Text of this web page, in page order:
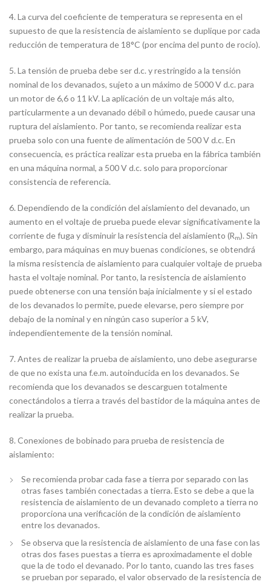
4. La curva del coeficiente de temperatura se representa en el
supuesto de que la resistencia de aislamiento se duplique por cada
reducción de temperatura de 18°C (por encima del punto de rocío).
5. La tensión de prueba debe ser d.c. y restringido a la tensión
nominal de los devanados, sujeto a un máximo de 5000 V d.c. para
un motor de 6,6 o 11 kV. La aplicación de un voltaje más alto,
particularmente a un devanado débil o húmedo, puede causar una
ruptura del aislamiento. Por tanto, se recomienda realizar esta
prueba solo con una fuente de alimentación de 500 V d.c. En
consecuencia, es práctica realizar esta prueba en la fábrica también
en una máquina normal, a 500 V d.c. solo para proporcionar
consistencia de referencia.
6. Dependiendo de la condición del aislamiento del devanado, un
aumento en el voltaje de prueba puede elevar significativamente la
corriente de fuga y disminuir la resistencia del aislamiento (Rm). Sin
embargo, para máquinas en muy buenas condiciones, se obtendrá
la misma resistencia de aislamiento para cualquier voltaje de prueba
hasta el voltaje nominal. Por tanto, la resistencia de aislamiento
puede obtenerse con una tensión baja inicialmente y si el estado
de los devanados lo permite, puede elevarse, pero siempre por
debajo de la nominal y en ningún caso superior a 5 kV,
independientemente de la tensión nominal.
7. Antes de realizar la prueba de aislamiento, uno debe asegurarse
de que no exista una f.e.m. autoinducida en los devanados. Se
recomienda que los devanados se descarguen totalmente
conectándolos a tierra a través del bastidor de la máquina antes de
realizar la prueba.
8. Conexiones de bobinado para prueba de resistencia de
aislamiento:
Se recomienda probar cada fase a tierra por separado con las
otras fases también conectadas a tierra. Esto se debe a que la
resistencia de aislamiento de un devanado completo a tierra no
proporciona una verificación de la condición de aislamiento
entre los devanados.
Se observa que la resistencia de aislamiento de una fase con las
otras dos fases puestas a tierra es aproximadamente el doble
que la de todo el devanado. Por lo tanto, cuando las tres fases
se prueban por separado, el valor observado de la resistencia de